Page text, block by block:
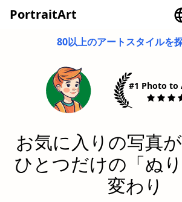
PortraitArt
80以上のアートスタイルを
#1 Photo to
お気に入りの写真
ひとつだけの「ぬ
変わり